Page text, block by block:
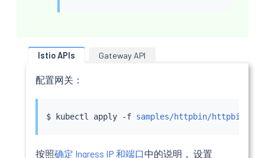
Istio APIs Gateway API
配置网关：
$ kubectl apply -f samples/httpbin/httpbin-
按照确定 Ingress IP 和端口中的说明， 设置